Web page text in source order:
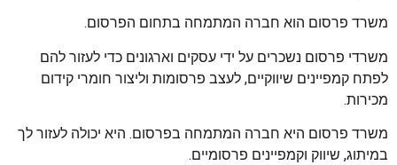
משרד פרסום הוא חברה המתמחה בתחום הפרסום.
משרדי פרסום נשכרים על ידי עסקים וארגונים כדי לעזור להם
לפתח קמפיינים שיווקיים, לעצב פרסומות וליצור חומרי קידום
מכירות.
משרד פרסום היא חברה המתמחה בפרסום. היא יכולה לעזור לך
במיתוג, שיווק וקמפיינים פרסומיים.